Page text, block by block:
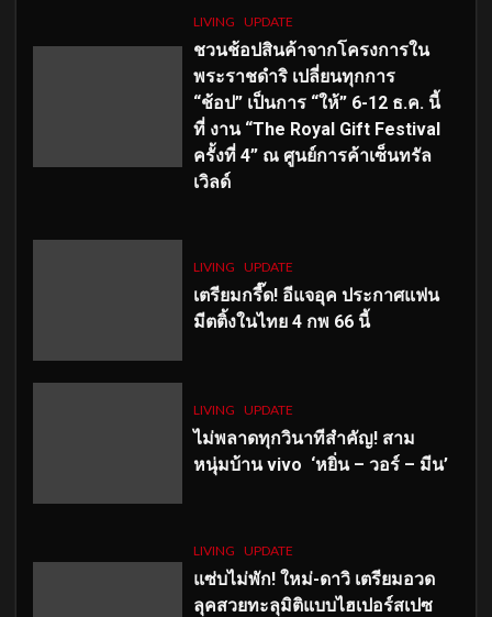
LIVING UPDATE
ชวนช้อปสินค้าจากโครงการใน
พระราชดำริ เปลี่ยนทุกการ
“ช้อป” เป็นการ “ให้” 6-12 ธ.ค. นี้
ที่ งาน “The Royal Gift Festival
ครั้งที่ 4” ณ ศูนย์การค้าเซ็นทรัล
เวิลด์
LIVING UPDATE
เตรียมกรี๊ด! อีแจอุค ประกาศแฟน
มีตติ้งในไทย 4 กพ 66 นี้
LIVING UPDATE
ไม่พลาดทุกวินาทีสำคัญ! สาม
หนุ่มบ้าน vivo ‘หยิ่น – วอร์ – มีน’
LIVING UPDATE
แซ่บไม่พัก! ใหม่-ดาวิ เตรียมอวด
ลุคสวยทะลุมิติแบบไฮเปอร์สเปซ